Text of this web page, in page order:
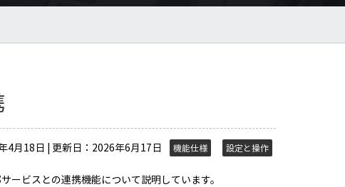
4月18日 | 更新日：2026年6月17日 機能仕様 設定と操作
ビスとの連携機能について説明しています。